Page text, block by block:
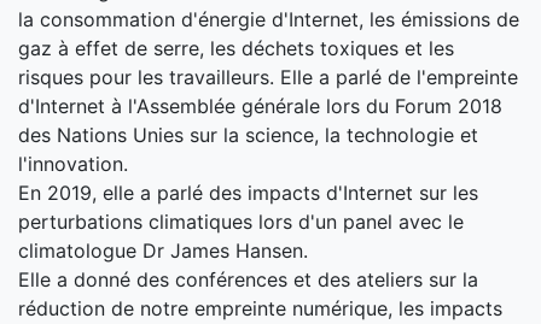
la consommation d'énergie d'Internet, les émissions de
gaz à effet de serre, les déchets toxiques et les
risques pour les travailleurs. Elle a parlé de l'empreinte
d'Internet à l'Assemblée générale lors du Forum 2018
des Nations Unies sur la science, la technologie et
l'innovation.
En 2019, elle a parlé des impacts d'Internet sur les
perturbations climatiques lors d'un panel avec le
climatologue Dr James Hansen.
Elle a donné des conférences et des ateliers sur la
réduction de notre empreinte numérique, les impacts